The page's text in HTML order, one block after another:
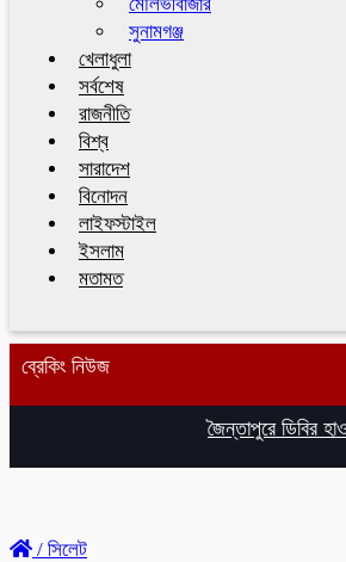
সুনামগঞ্জ
খেলাধুলা
সর্বশেষ
রাজনীতি
বিশ্ব
সারাদেশ
বিনোদন
লাইফস্টাইল
ইসলাম
মতামত
ব্রেকিং নিউজ
জৈন্তাপুরে ডিবির
/ সিলেট